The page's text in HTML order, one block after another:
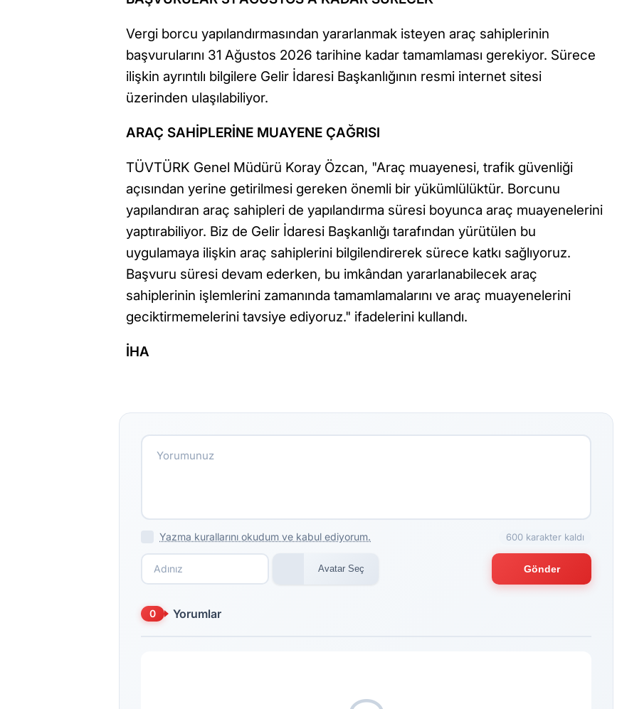
Vergi borcu yapılandırmasından yararlanmak isteyen araç sahiplerinin
başvurularını 31 Ağustos 2026 tarihine kadar tamamlaması gerekiyor. Sürece
ilişkin ayrıntılı bilgilere Gelir İdaresi Başkanlığının resmi internet sitesi
üzerinden ulaşılabiliyor.
ARAÇ SAHİPLERİNE MUAYENE ÇAĞRISI
TÜVTÜRK Genel Müdürü Koray Özcan, "Araç muayenesi, trafik güvenliği
açısından yerine getirilmesi gereken önemli bir yükümlülüktür. Borcunu
yapılandıran araç sahipleri de yapılandırma süresi boyunca araç muayenelerini
yaptırabiliyor. Biz de Gelir İdaresi Başkanlığı tarafından yürütülen bu
uygulamaya ilişkin araç sahiplerini bilgilendirerek sürece katkı sağlıyoruz.
Başvuru süresi devam ederken, bu imkândan yararlanabilecek araç
sahiplerinin işlemlerini zamanında tamamlamalarını ve araç muayenelerini
geciktirmemelerini tavsiye ediyoruz." ifadelerini kullandı.
İHA
Yazma kurallarını okudum ve kabul ediyorum. 600 karakter kaldı
Avatar Seç Gönder
0 Yorumlar